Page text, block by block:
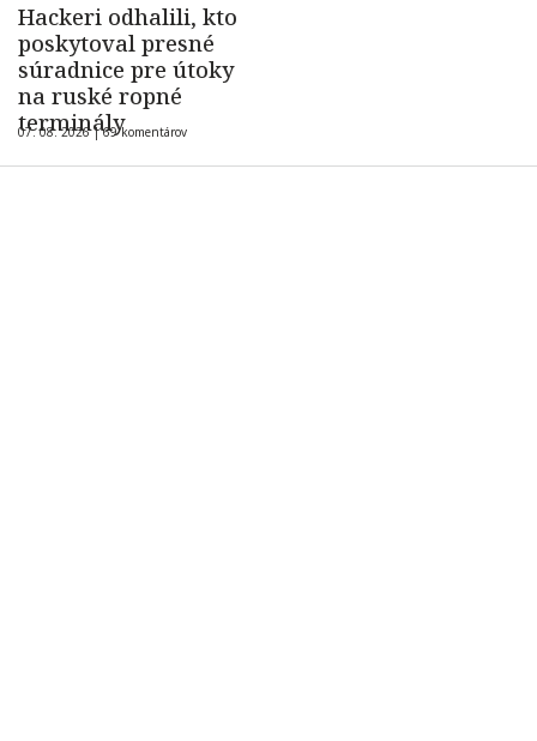
Hackeri odhalili, kto
poskytoval presné
súradnice pre útoky
na ruské ropné
terminály
07. 08. 2026 |69 komentárov